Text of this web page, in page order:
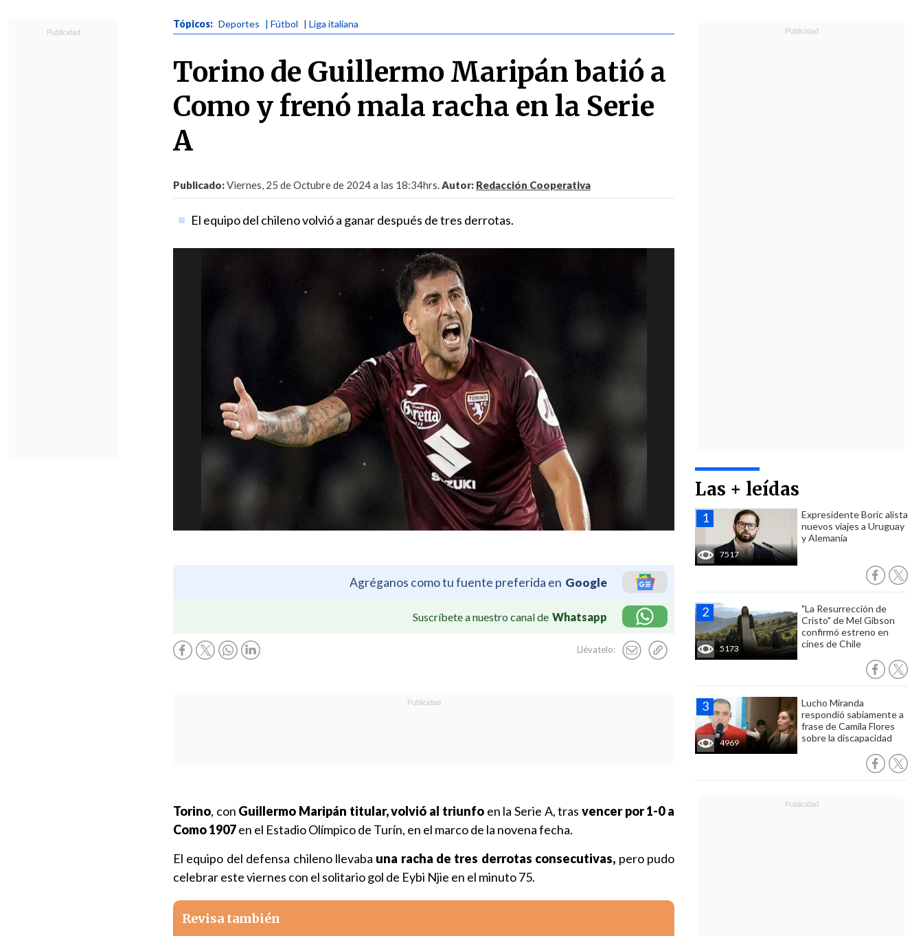
Tópicos: Deportes | Fútbol | Liga italiana
Torino de Guillermo Maripán batió a
Como y frenó mala racha en la Serie
A
Publicado:Viernes, 25 de Octubre de 2024 a las 18:34hrs.Autor: Redacción Cooperativa
El equipo del chileno volvió a ganar después de tres derrotas.
Agréganos como tu fuente preferida en Google
Suscríbete a nuestro canal de Whatsapp
Llévatelo:
Las + leídas
7517
Expresidente Boric alista
nuevos viajes a Uruguay
y Alemania
5173
"La Resurrección de
Cristo" de Mel Gibson
confirmó estreno en
cines de Chile
4969
Lucho Miranda
respondió sabiamente a
frase de Camila Flores
sobre la discapacidad
Torino, con Guillermo Maripán titular,volvió al triunfoen la Serie A, tras vencer por 1-0 a
Como1907en el Estadio Olímpico de Turín, en el marco de la novena fecha.
El equipo del defensa chileno llevaba una racha de tres derrotas consecutivas, pero pudo
celebrar este viernes con el solitario gol de Eybi Njie en el minuto 75.
Revisa también